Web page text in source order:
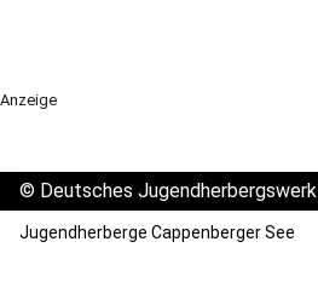
Anzeige
© Deutsches Jugendherbergswerk
Jugendherberge Cappenberger See